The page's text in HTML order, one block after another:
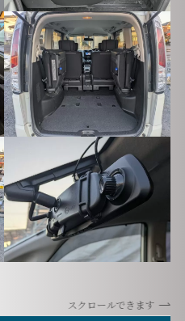
スクロールできます